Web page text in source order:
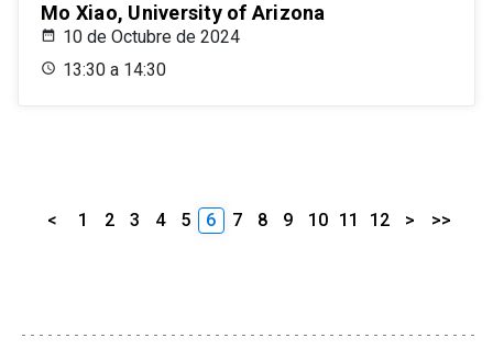
Mo Xiao, University of Arizona
10 de Octubre de 2024
13:30 a 14:30
< 1 2 3 4 5 6 7 8 9 10 11 12 > >>